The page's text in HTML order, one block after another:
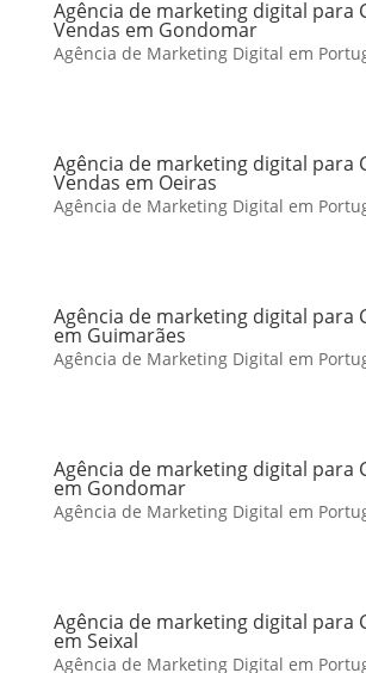
Agência de marketing digital para
Vendas em Gondomar
Agência de Marketing Digital em
Agência de marketing digital para
Vendas em Oeiras
Agência de Marketing Digital em
Agência de marketing digital para
em Guimarães
Agência de Marketing Digital em
Agência de marketing digital para
em Gondomar
Agência de Marketing Digital em
Agência de marketing digital para
em Seixal
Agência de Marketing Digital em